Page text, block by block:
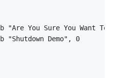
"Are You Sure You Want To
"Shutdown Demo", 0